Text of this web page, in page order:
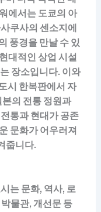
에서는 도쿄의 아
쿠사의 센소지에
풍경을 만날 수 있
대적인 상업 시설
장소입니다. 이와
시 한복판에서 자
의 전통 정원과
통과 현대가 공존
문화가 어우러져
줍니다.
는 문화, 역사, 로
물관, 개선문 등